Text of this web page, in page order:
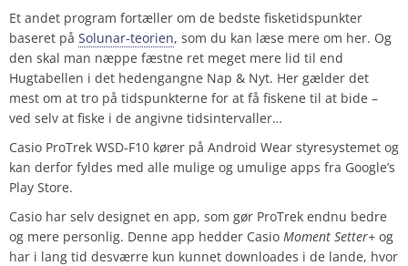
Et andet program fortæller om de bedste fisketidspunkter
baseret på Solunar-teorien, som du kan læse mere om her. Og
den skal man næppe fæstne ret meget mere lid til end
Hugtabellen i det hedengangne Nap & Nyt. Her gælder det
mest om at tro på tidspunkterne for at få fiskene til at bide –
ved selv at fiske i de angivne tidsintervaller…
Casio ProTrek WSD-F10 kører på Android Wear styresystemet og
kan derfor fyldes med alle mulige og umulige apps fra Google’s
Play Store.
Casio har selv designet en app, som gør ProTrek endnu bedre
og mere personlig. Denne app hedder Casio Moment Setter+ og
har i lang tid desværre kun kunnet downloades i de lande, hvor